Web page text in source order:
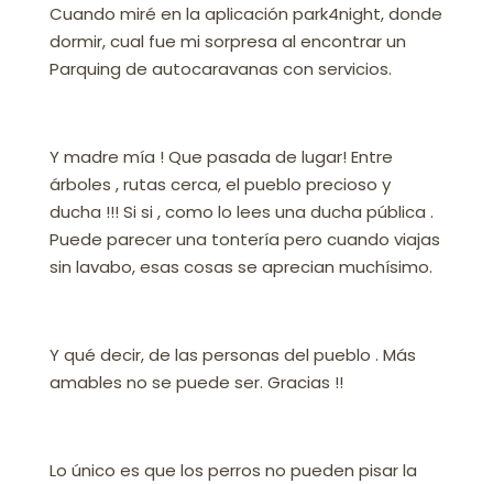
Cuando miré en la aplicación park4night, donde
dormir, cual fue mi sorpresa al encontrar un
Parquing de autocaravanas con servicios.
Y madre mía ! Que pasada de lugar! Entre
árboles , rutas cerca, el pueblo precioso y
ducha !!! Si si , como lo lees una ducha pública .
Puede parecer una tontería pero cuando viajas
sin lavabo, esas cosas se aprecian muchísimo.
Y qué decir, de las personas del pueblo . Más
amables no se puede ser. Gracias !!
Lo único es que los perros no pueden pisar la